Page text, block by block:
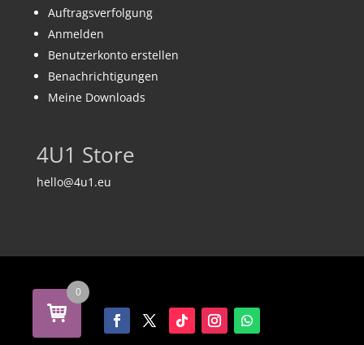
Auftragsverfolgung
Anmelden
Benutzerkonto erstellen
Benachrichtigungen
Meine Downloads
4U1 Store
hello@4u1.eu
0